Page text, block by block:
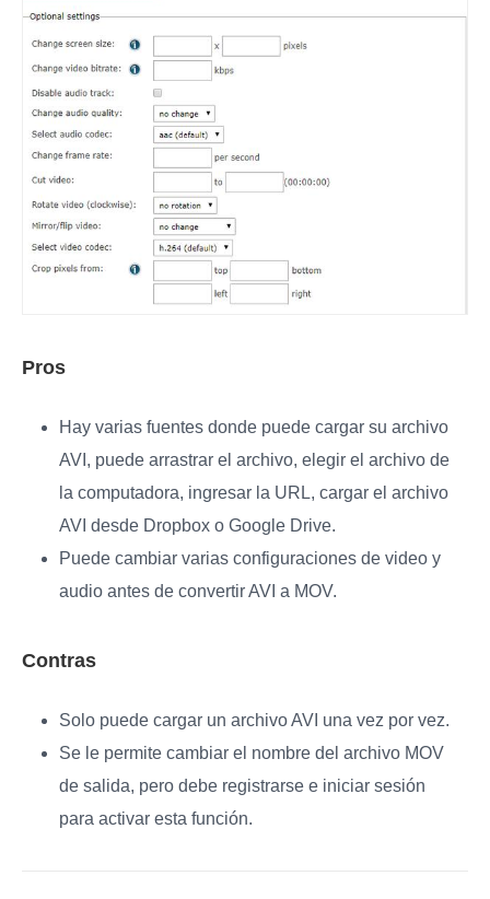
Pros
Hay varias fuentes donde puede cargar su archivo
AVI, puede arrastrar el archivo, elegir el archivo de
la computadora, ingresar la URL, cargar el archivo
AVI desde Dropbox o Google Drive.
Puede cambiar varias configuraciones de video y
audio antes de convertir AVI a MOV.
Contras
Solo puede cargar un archivo AVI una vez por vez.
Se le permite cambiar el nombre del archivo MOV
de salida, pero debe registrarse e iniciar sesión
para activar esta función.